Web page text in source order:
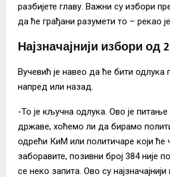
разбијете главу. Важни су избори
да ће грађани разумети то – рекао
Најзначајнији избори од
Вучевић је навео да ће бити одлука
напред или назад.
-То је кључна одлука. Ово је
државе, хоћемо ли да бирамо
одрећи КиМ или политичаре који ће
заборавите, позивни број 384 није
се неко запита. Ово су